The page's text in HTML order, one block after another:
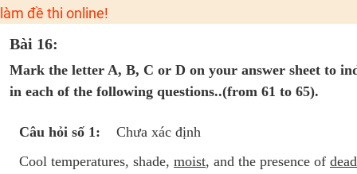
Khuyến Mãi Khoá Học 1K Chỉ Từ 11-13/09/2024
Đồng giá khóa học 499K - 399K (13/11-15/11)
Khai giảng các khóa lớp 9 Toán - Lý - Hóa - Văn - Anh năm 2018
Khai giảng khóa Ngữ văn 7 - xây nền vững chắc cho tương lai!
làm đề thi online!
Bài 16:
Mark the letter A, B, C or D on your answer sheet to
in each of the following questions..(from 61 to 65).
Câu hỏi số 1:
Chưa xác định
Cool temperatures, shade, moist, and the presence of dead